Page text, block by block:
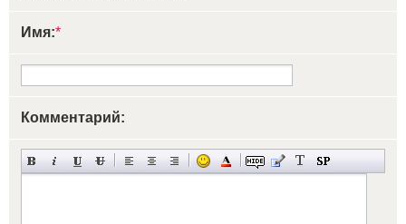
Имя:*
Комментарий: